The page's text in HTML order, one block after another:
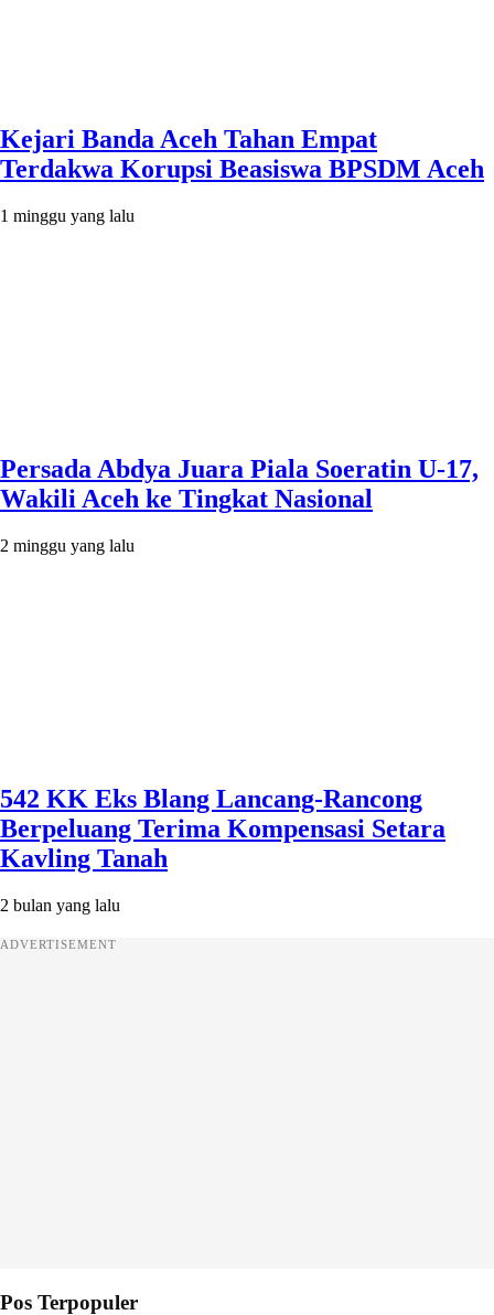
Kejari Banda Aceh Tahan Empat
Terdakwa Korupsi Beasiswa BPSDM Aceh
1 minggu yang lalu
Persada Abdya Juara Piala Soeratin U-17,
Wakili Aceh ke Tingkat Nasional
2 minggu yang lalu
542 KK Eks Blang Lancang-Rancong
Berpeluang Terima Kompensasi Setara
Kavling Tanah
2 bulan yang lalu
ADVERTISEMENT
Pos Terpopuler